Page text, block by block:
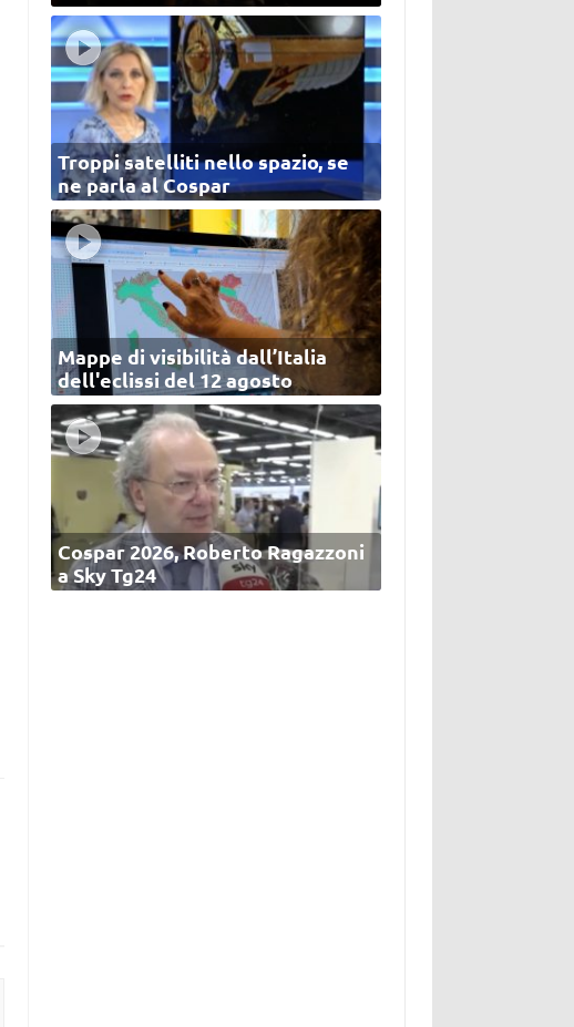
Troppi satelliti nello spazio, se
ne parla al Cospar
Mappe di visibilità dall’Italia
dell'eclissi del 12 agosto
Cospar 2026, Roberto Ragazzoni
a Sky Tg24